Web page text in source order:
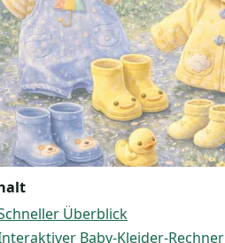
Überblick
Baby-Kleider-Rechner